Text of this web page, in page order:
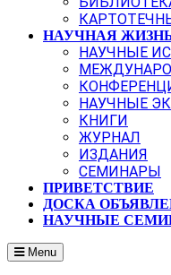
НАУЧНАЯ
НАУЧНЫЕ
НАУЧНЫЕ
КНИГИ
ЖУРНАЛ
ИЗДАНИЯ
СЕМИНАРЫ
ПРИВЕТСТВИЕ
ДОСКА
НАУЧНЫЕ
Menu